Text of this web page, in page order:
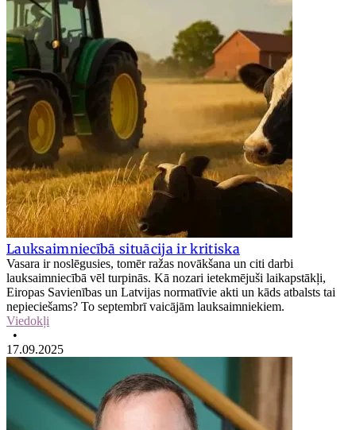
Lauksaimniecībā situācija ir kritiska
Vasara ir noslēgusies, tomēr ražas novākšana un citi darbi
lauksaimniecībā vēl turpinās. Kā nozari ietekmējuši laikapstākļi,
Eiropas Savienības un Latvijas normatīvie akti un kāds atbalsts tai
nepieciešams? To septembrī vaicājām lauksaimniekiem.
Viedokļi
•
17.09.2025